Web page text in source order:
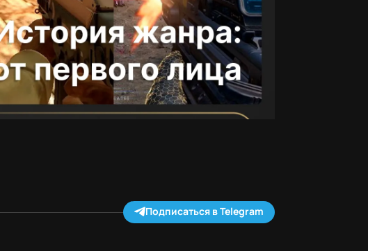
Подписаться в Telegram